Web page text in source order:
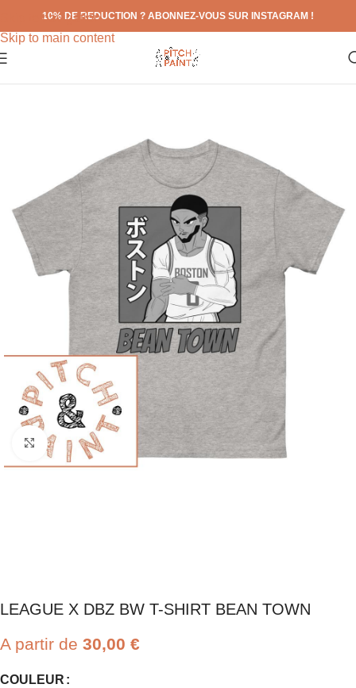
Skip to navigation
Skip to main content
10% DE REDUCTION ? ABONNEZ-VOUS SUR INSTAGRAM !
Click to enlarge
LEAGUE X DBZ BW T-SHIRT BEAN TOWN
A partir de 30,00 €
COULEUR